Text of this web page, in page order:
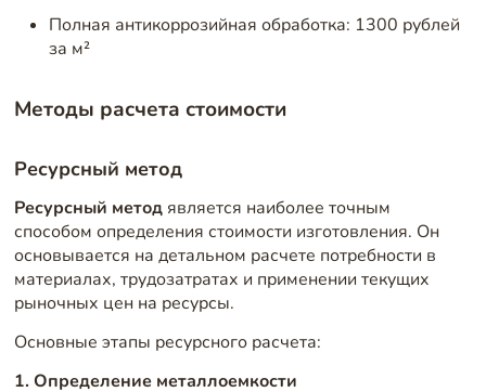
Полная антикоррозийная обработка: 1300 рублей
за м²
Методы расчета стоимости
Ресурсный метод
Ресурсный методявляется наиболее точным
способом определения стоимости изготовления. Он
основывается на детальном расчете потребности в
материалах, трудозатратах и применении текущих
рыночных цен на ресурсы.
Основные этапы ресурсного расчета:
1. Определение металлоемкости